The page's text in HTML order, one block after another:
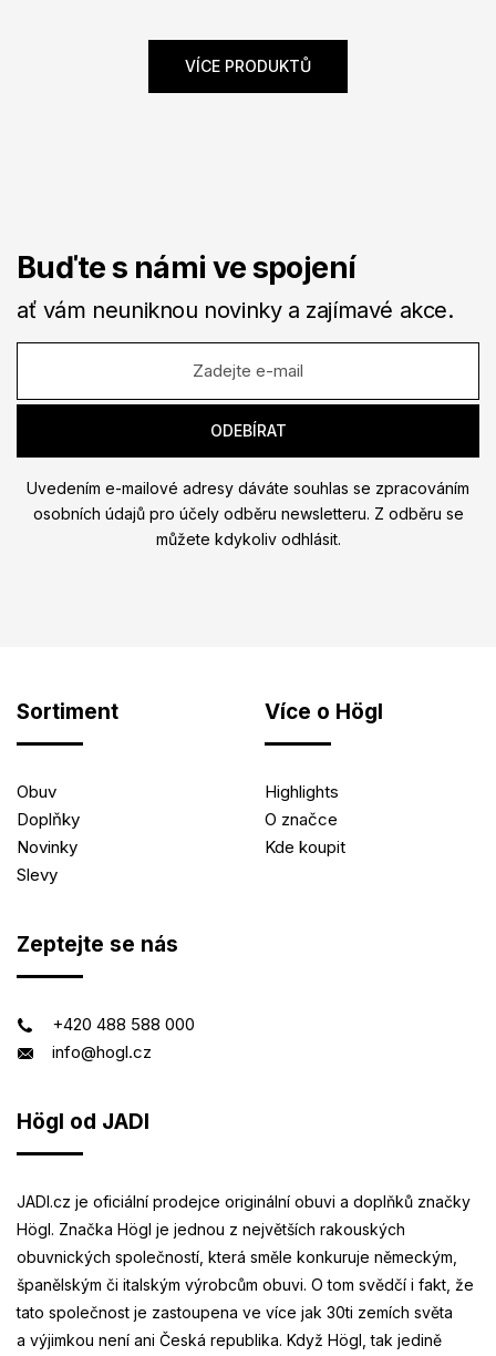
VÍCE PRODUKTŮ
Buďte s námi ve spojení
ať vám neuniknou novinky a zajímavé akce.
Uvedením e-mailové adresy dáváte souhlas se zpracováním
osobních údajů pro účely odběru newsletteru. Z odběru se
můžete kdykoliv odhlásit.
Sortiment
Obuv
Doplňky
Novinky
Slevy
Více o Högl
Highlights
O značce
Kde koupit
Zeptejte se nás
+420 488 588 000
info@hogl.cz
Högl od JADI
JADI.cz je oficiální prodejce originální obuvi a doplňků značky
Högl. Značka Högl je jednou z největších rakouských
obuvnických společností, která směle konkuruje německým,
španělským či italským výrobcům obuvi. O tom svědčí i fakt, že
tato společnost je zastoupena ve více jak 30ti zemích světa
a výjimkou není ani Česká republika. Když Högl, tak jedině